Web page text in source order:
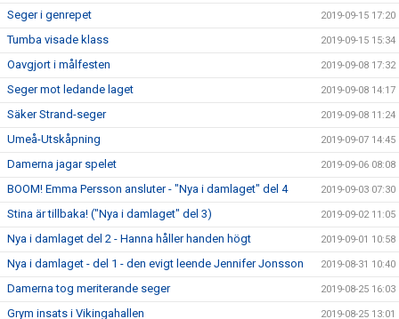
Seger i genrepet 2019-09-15 17:20
Tumba visade klass 2019-09-15 15:34
Oavgjort i målfesten 2019-09-08 17:32
Seger mot ledande laget 2019-09-08 14:17
Säker Strand-seger 2019-09-08 11:24
Umeå-Utskåpning 2019-09-07 14:45
Damerna jagar spelet 2019-09-06 08:08
BOOM! Emma Persson ansluter - "Nya i damlaget" del 4 2019-09-03 07:30
Stina är tillbaka! ("Nya i damlaget" del 3) 2019-09-02 11:05
Nya i damlaget del 2 - Hanna håller handen högt 2019-09-01 10:58
Nya i damlaget - del 1 - den evigt leende Jennifer Jonsson 2019-08-31 10:40
Damerna tog meriterande seger 2019-08-25 16:03
Grym insats i Vikingahallen 2019-08-25 13:01